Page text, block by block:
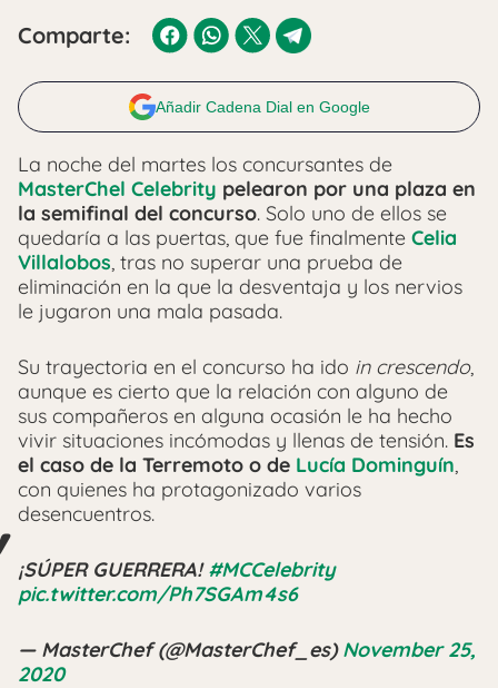
Comparte:
Añadir Cadena Dial en Google
La noche del martes los concursantes de
MasterChel Celebrity pelearon por una plaza en
la semifinal del concurso. Solo uno de ellos se
quedaría a las puertas, que fue finalmente Celia
Villalobos, tras no superar una prueba de
eliminación en la que la desventaja y los nervios
le jugaron una mala pasada.
Su trayectoria en el concurso ha ido in crescendo,
aunque es cierto que la relación con alguno de
sus compañeros en alguna ocasión le ha hecho
vivir situaciones incómodas y llenas de tensión. Es
el caso de la Terremoto o de Lucía Dominguín,
con quienes ha protagonizado varios
desencuentros.
¡SÚPER GUERRERA!#MCCelebrity
pic.twitter.com/Ph7SGAm4s6
— MasterChef (@MasterChef_es)November 25,
2020